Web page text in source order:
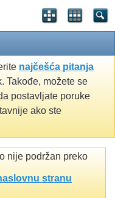
najčešća pitanja
Takođe, možete se
postavljate poruke
ako ste
nije podržan preko
stranu